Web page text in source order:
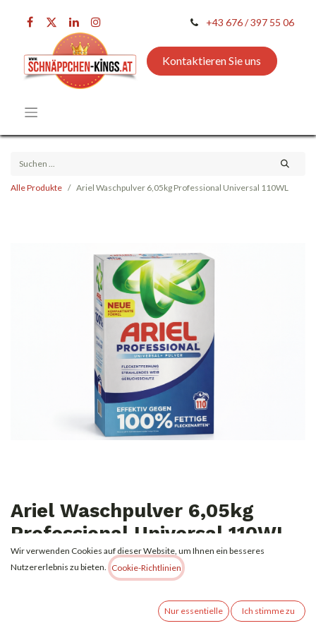
+43 676 / 397 55 06
Kontaktieren Sie uns
Alle Produkte Ariel Waschpulver 6,05kg Professional Universal 110WL
Ariel Waschpulver 6,05kg
Professional Universal 110WL
22,99€ Alle Preise inkl. MwSt.
Wir verwenden Cookies auf dieser Website, um Ihnen ein besseres
Nutzererlebnis zu bieten.
Cookie-Richtlinien
Nur essentielle Ich stimme zu